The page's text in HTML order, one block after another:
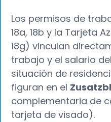
Los permisos de
18a, 18b y la Tarjeta
18g) vinculan
trabajo y el salario
situación de
figuran en el
complementaria de
tarjeta de visado).